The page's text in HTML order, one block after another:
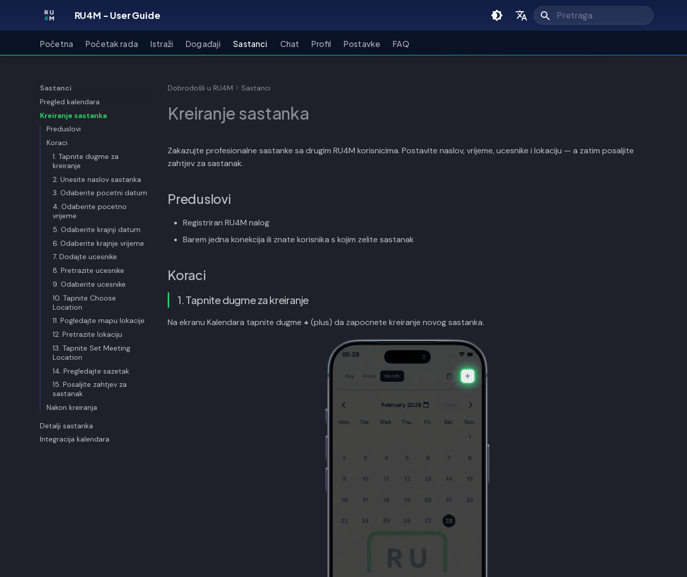
RU4M - User Guide
Srpski
Unesi pojam pretrage
Početna Početak rada Istraži Događaji Sastanci Chat Profil Postavke FAQ
Sastanci
Pregled kalendara
Kreiranje sastanka
Preduslovi
Koraci
1. Tapnite dugme za
kreiranje
2. Unesite naslov sastanka
3. Odaberite pocetni datum
4. Odaberite pocetno
vrijeme
5. Odaberite krajnji datum
6. Odaberite krajnje vrijeme
7. Dodajte ucesnike
8. Pretrazite ucesnike
9. Odaberite ucesnike
10. Tapnite Choose
Location
11. Pogledajte mapu lokacije
12. Pretrazite lokaciju
13. Tapnite Set Meeting
Location
14. Pregledajte sazetak
15. Posaljite zahtjev za
sastanak
Nakon kreiranja
Detalji sastanka
Integracija kalendara
Dobrodošli u RU4M Sastanci
Kreiranje sastanka
Zakazujte profesionalne sastanke sa drugim RU4M korisnicima. Postavite naslov, vrijeme, ucesnike i lokaciju — a zatim posaljite
zahtjev za sastanak.
Preduslovi
Registriran RU4M nalog
Barem jedna konekcija ili znate korisnika s kojim zelite sastanak
Koraci
1. Tapnite dugme za kreiranje
Na ekranu Kalendara tapnite dugme + (plus) da zapocnete kreiranje novog sastanka.